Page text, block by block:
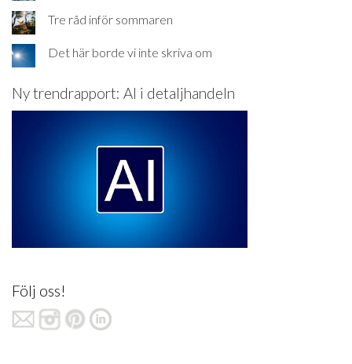
Tre råd inför sommaren
Det här borde vi inte skriva om
Ny trendrapport: AI i detaljhandeln
Följ oss!